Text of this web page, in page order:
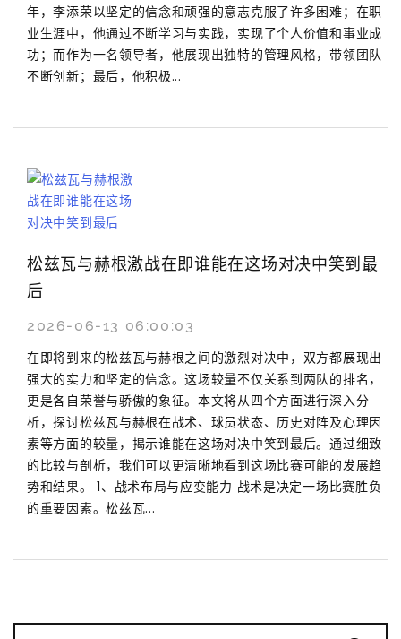
年，李添荣以坚定的信念和顽强的意志克服了许多困难；在职
业生涯中，他通过不断学习与实践，实现了个人价值和事业成
功；而作为一名领导者，他展现出独特的管理风格，带领团队
不断创新；最后，他积极...
松兹瓦与赫根激战在即谁能在这场对决中笑到最
后
2026-06-13 06:00:03
在即将到来的松兹瓦与赫根之间的激烈对决中，双方都展现出
强大的实力和坚定的信念。这场较量不仅关系到两队的排名，
更是各自荣誉与骄傲的象征。本文将从四个方面进行深入分
析，探讨松兹瓦与赫根在战术、球员状态、历史对阵及心理因
素等方面的较量，揭示谁能在这场对决中笑到最后。通过细致
的比较与剖析，我们可以更清晰地看到这场比赛可能的发展趋
势和结果。 1、战术布局与应变能力 战术是决定一场比赛胜负
的重要因素。松兹瓦...